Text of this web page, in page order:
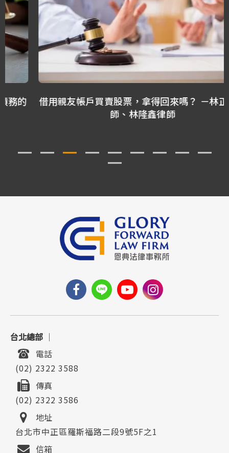
借用親友帳戶買賣股票，拿得回來嗎？ －林正椈律
師、林隆鑫律師
台北總部 ｜
地址
台北市中正區羅斯福路二段9號5F之1
電話
(02) 2322 3588
傳真
(02) 2322 3586
信箱